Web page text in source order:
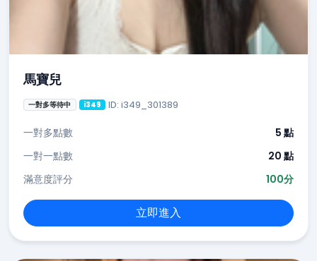
馬寶兒
一對多等待中 i349 ID: i349_301389
一對多點數
5 點
一對一點數
20 點
滿意度評分
100分
立即進入